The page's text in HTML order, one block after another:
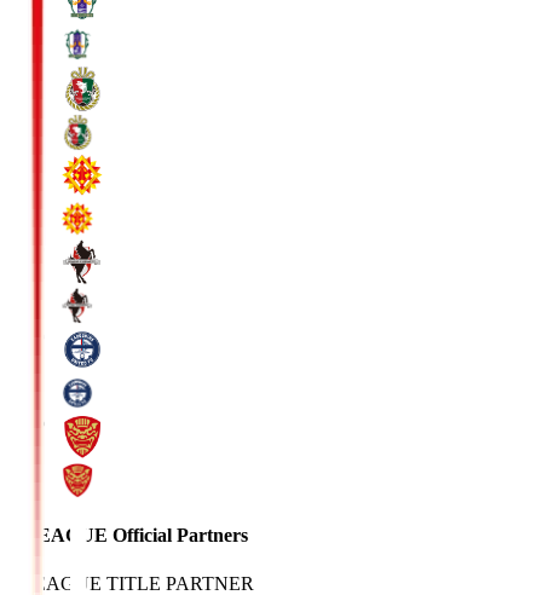
J.LEAGUE Official Partners
J.LEAGUE TITLE PARTNER